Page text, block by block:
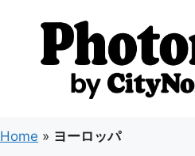
ス
キ
Home » ヨーロッパ